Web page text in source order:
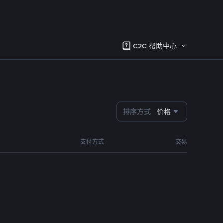
C2C 帮助中心
排序方式 价格
支付方式 交易